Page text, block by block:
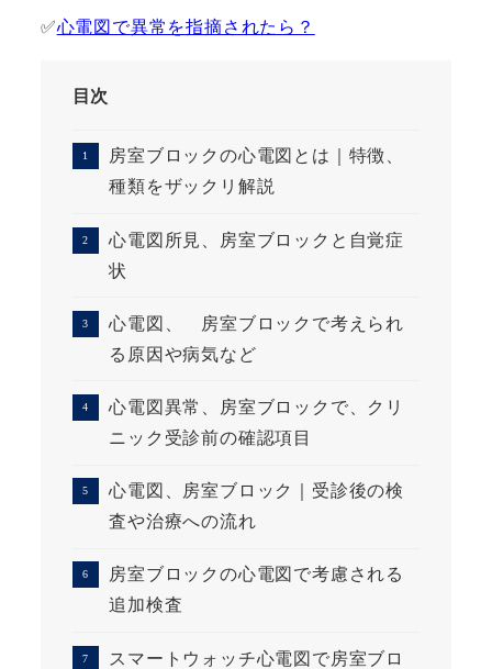
✅心電図で異常を指摘されたら？
目次
房室ブロックの心電図とは｜特徴、
種類をザックリ解説
心電図所見、房室ブロックと自覚症
状
心電図、 房室ブロックで考えられ
る原因や病気など
心電図異常、房室ブロックで、クリ
ニック受診前の確認項目
心電図、房室ブロック｜受診後の検
査や治療への流れ
房室ブロックの心電図で考慮される
追加検査
スマートウォッチ心電図で房室ブロ